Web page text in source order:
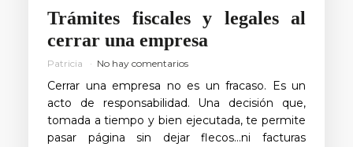
Trámites fiscales y legales al
cerrar una empresa
Patricia No hay comentarios
Cerrar una empresa no es un fracaso. Es un
acto de responsabilidad. Una decisión que,
tomada a tiempo y bien ejecutada, te permite
pasar página sin dejar flecos…ni facturas